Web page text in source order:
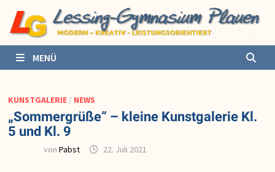
zum
Inhalt
MENÜ
KUNSTGALERIE / NEWS
„Sommergrüße“ – kleine Kunstgalerie Kl.
5 und Kl. 9
vonPabst 22. Juli 2021